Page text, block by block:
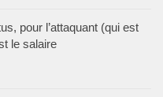
pour l’attaquant (qui est
le salaire